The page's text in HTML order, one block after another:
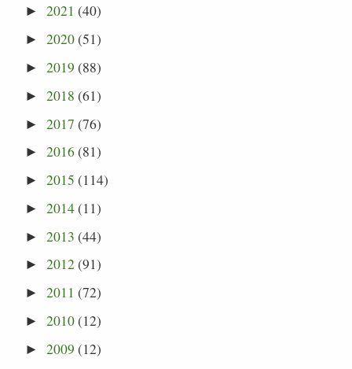
►2021 (40)
►2020(51)
►2019 (88)
►2018 (61)
►2017 (76)
►2016(81)
►2015 (114)
►2014(11)
►2013 (44)
►2012(91)
►2011 (72)
►2010(12)
►2009 (12)